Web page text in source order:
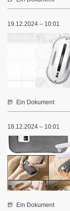
19.12.2024 – 10:01
Ein Dokument
18.12.2024 – 10:01
Ein Dokument